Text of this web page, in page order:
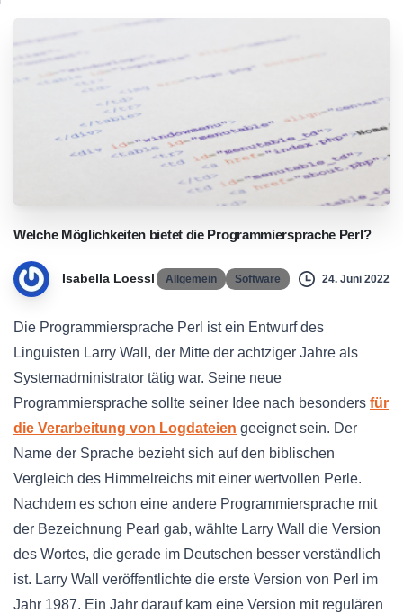
Welche Möglichkeiten bietet die Programmiersprache Perl?
Isabella Loessl Allgemein Software 24. Juni 2022
Die Programmiersprache Perl ist ein Entwurf des
Linguisten Larry Wall, der Mitte der achtziger Jahre als
Systemadministrator tätig war. Seine neue
Programmiersprache sollte seiner Idee nach besonders für
die Verarbeitung von Logdateien geeignet sein. Der
Name der Sprache bezieht sich auf den biblischen
Vergleich des Himmelreichs mit einer wertvollen Perle.
Nachdem es schon eine andere Programmiersprache mit
der Bezeichnung Pearl gab, wählte Larry Wall die Version
des Wortes, die gerade im Deutschen besser verständlich
ist. Larry Wall veröffentlichte die erste Version von Perl im
Jahr 1987. Ein Jahr darauf kam eine Version mit regulären